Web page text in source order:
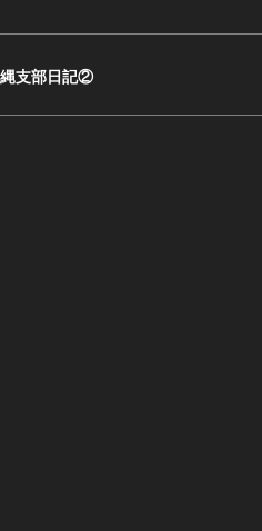
支部日記②